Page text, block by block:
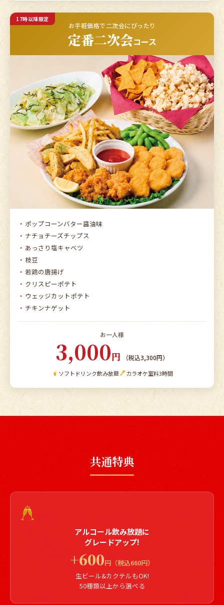
17時以降限定
定番二次会コース
お手軽価格で二次会にぴったり
ポップコーンバター醤油味
ナチョチーズチップス
あっさり塩キャベツ
枝豆
若鶏の唐揚げ
クリスピーポテト
ウェッジカットポテト
チキンナゲット
お一人様
3,000円 （税込3,300円）
ソフトドリンク飲み放題 カラオケ室料3時間
共通特典
アルコール飲み放題に
グレードアップ!
+600円（税込660円）
生ビール&カクテルもOK!
50種類以上から選べる